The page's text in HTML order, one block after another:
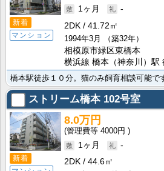
新着
マンション
1ヶ月
-
2DK
41.72㎡
1994年3月
（築32年）
相模原市緑区東橋本
横浜線 橋本（神奈川）駅
ストリーム橋本102号室
新着
8.0万円
4000円
1ヶ月
-
2DK
44.6㎡